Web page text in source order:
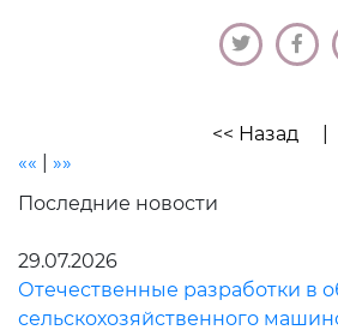
<< Назад
««
»»
Последние новости
29.07.2026
Отечественные разработки в
сельскохозяйственного